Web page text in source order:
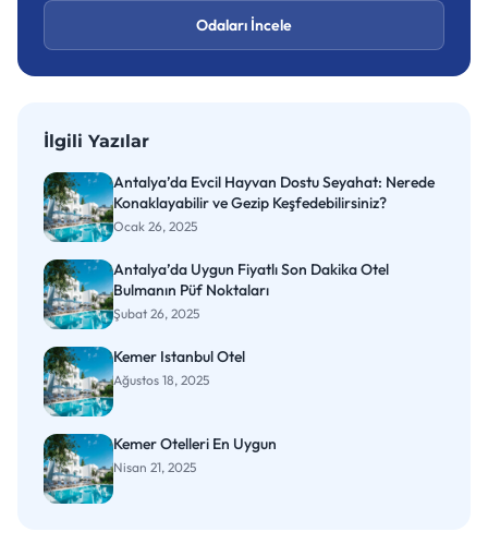
Odaları İncele
İlgili Yazılar
Antalya’da Evcil Hayvan Dostu Seyahat: Nerede
Konaklayabilir ve Gezip Keşfedebilirsiniz?
Ocak 26, 2025
Antalya’da Uygun Fiyatlı Son Dakika Otel
Bulmanın Püf Noktaları
Şubat 26, 2025
Kemer Istanbul Otel
Ağustos 18, 2025
Kemer Otelleri En Uygun
Nisan 21, 2025